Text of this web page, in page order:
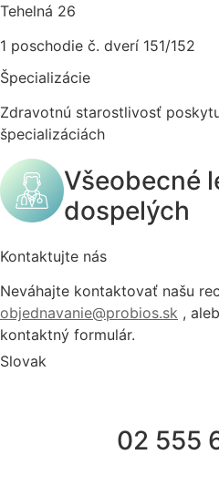
Tehelná 26
1 poschodie č. dverí 151/152
Špecializácie
Zdravotnú starostlivosť
špecializáciách
Všeobecné
dospelých
Kontaktujte nás
Neváhajte kontaktovať našu
objednavanie@probios.sk ,
kontaktný formulár.
Slovak
02 555